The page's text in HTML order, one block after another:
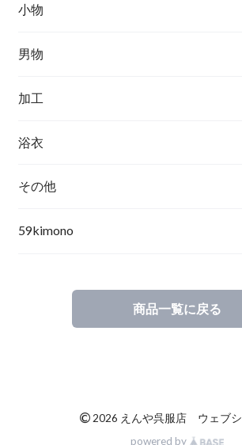
小物
男物
加工
浴衣
その他
59kimono
商品一覧に戻る
©2026 えんや呉服店 ウェブ
powered by